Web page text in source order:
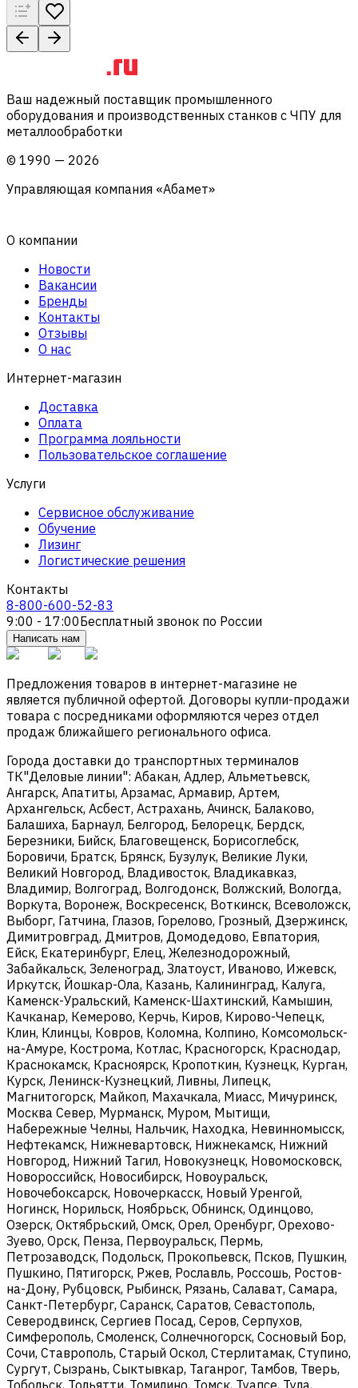
Ваш надежный поставщик промышленного
оборудования и производственных станков с ЧПУ для
металлообработки
© 1990 — 2026
Управляющая компания «Абамет»
О компании
Новости
Вакансии
Бренды
Контакты
Отзывы
О нас
Интернет-магазин
Доставка
Оплата
Программа лояльности
Пользовательское соглашение
Услуги
Сервисное обслуживание
Обучение
Лизинг
Логистические решения
Контакты
8-800-600-52-83
9:00 - 17:00Бесплатный звонок по России
Написать нам
Предложения товаров в интернет-магазине не
является публичной офертой. Договоры купли-продажи
товара с посредниками оформляются через отдел
продаж ближайшего регионального офиса.
Города доставки до транспортных терминалов
ТК"Деловые линии": Абакан, Адлер, Альметьевск,
Ангарск, Апатиты, Арзамас, Армавир, Артем,
Архангельск, Асбест, Астрахань, Ачинск, Балаково,
Балашиха, Барнаул, Белгород, Белорецк, Бердск,
Березники, Бийск, Благовещенск, Борисоглебск,
Боровичи, Братск, Брянск, Бузулук, Великие Луки,
Великий Новгород, Владивосток, Владикавказ,
Владимир, Волгоград, Волгодонск, Волжский, Вологда,
Воркута, Воронеж, Воскресенск, Воткинск, Всеволожск,
Выборг, Гатчина, Глазов, Горелово, Грозный, Дзержинск,
Димитровград, Дмитров, Домодедово, Евпатория,
Ейск, Екатеринбург, Елец, Железнодорожный,
Забайкальск, Зеленоград, Златоуст, Иваново, Ижевск,
Иркутск, Йошкар-Ола, Казань, Калининград, Калуга,
Каменск-Уральский, Каменск-Шахтинский, Камышин,
Качканар, Кемерово, Керчь, Киров, Кирово-Чепецк,
Клин, Клинцы, Ковров, Коломна, Колпино, Комсомольск-
на-Амуре, Кострома, Котлас, Красногорск, Краснодар,
Краснокамск, Красноярск, Кропоткин, Кузнецк, Курган,
Курск, Ленинск-Кузнецкий, Ливны, Липецк,
Магнитогорск, Майкоп, Махачкала, Миасс, Мичуринск,
Москва Север, Мурманск, Муром, Мытищи,
Набережные Челны, Нальчик, Находка, Невинномысск,
Нефтекамск, Нижневартовск, Нижнекамск, Нижний
Новгород, Нижний Тагил, Новокузнецк, Новомосковск,
Новороссийск, Новосибирск, Новоуральск,
Новочебоксарск, Новочеркасск, Новый Уренгой,
Ногинск, Норильск, Ноябрьск, Обнинск, Одинцово,
Озерск, Октябрьский, Омск, Орел, Оренбург, Орехово-
Зуево, Орск, Пенза, Первоуральск, Пермь,
Петрозаводск, Подольск, Прокопьевск, Псков, Пушкин,
Пушкино, Пятигорск, Ржев, Рославль, Россошь, Ростов-
на-Дону, Рубцовск, Рыбинск, Рязань, Салават, Самара,
Санкт-Петербург, Саранск, Саратов, Севастополь,
Северодвинск, Сергиев Посад, Серов, Серпухов,
Симферополь, Смоленск, Солнечногорск, Сосновый Бор,
Сочи, Ставрополь, Старый Оскол, Стерлитамак, Ступино,
Сургут, Сызрань, Сыктывкар, Таганрог, Тамбов, Тверь,
Тобольск, Тольятти, Томилино, Томск, Туапсе, Тула,